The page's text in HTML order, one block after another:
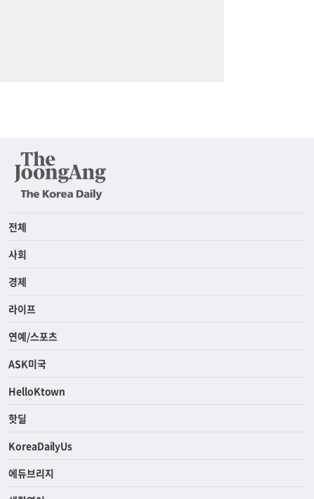
전체
사회
경제
라이프
연예/스포츠
ASK미국
HelloKtown
핫딜
KoreaDailyUs
에듀브리지